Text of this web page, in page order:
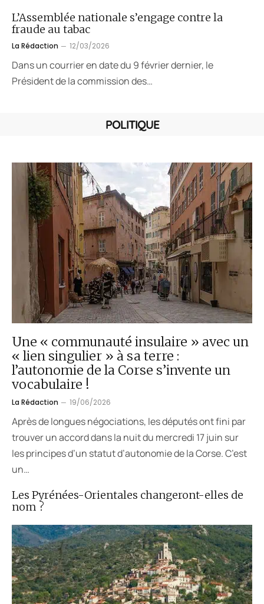
L’Assemblée nationale s’engage contre la
fraude au tabac
La Rédaction 12/03/2026
Dans un courrier en date du 9 février dernier, le
Président de la commission des…
POLITIQUE
Les Pyrénées-Orientales changeront-elles de
nom ?
Une « communauté insulaire » avec un
« lien singulier » à sa terre :
l’autonomie de la Corse s’invente un
vocabulaire !
La Rédaction 19/06/2026
Après de longues négociations, les députés ont fini par
trouver un accord dans la nuit du mercredi 17 juin sur
les principes d’un statut d’autonomie de la Corse. C’est
un…